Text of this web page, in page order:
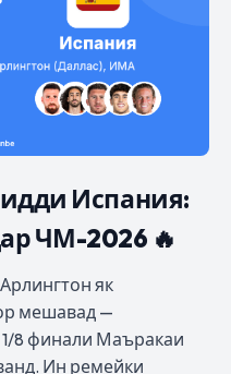
Испания:
ЧМ-2026 🔥
як
мешавад —
8 финали Маъракаи
Ин ремейки